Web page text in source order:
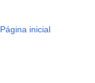
Página inicial